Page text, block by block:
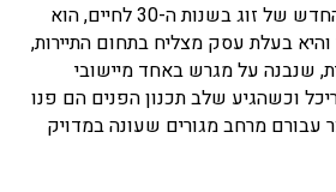
ברוכים הבאים לביתם החדש של זוג בשנות ה-30 לחיים, הוא
בעלת עסק מצליח בתחום התיירות,
שנבנה על מגרש באחד מיישובי
וכשהגיע שלב תכנון הפנים הם פנו
עבורם מרחב מגורים שעונה במדויק